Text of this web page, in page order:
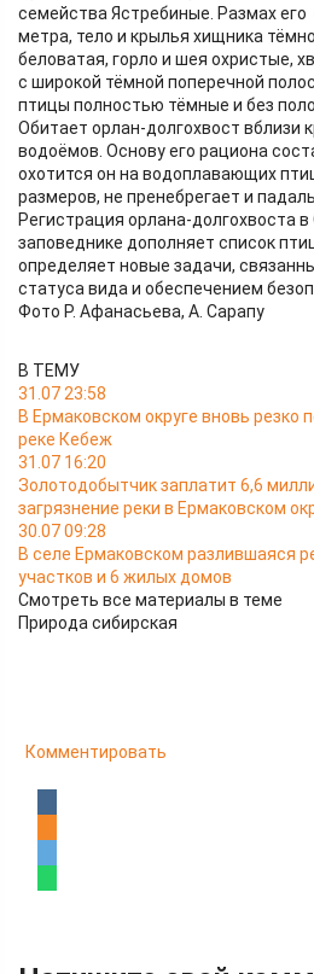
семейства Ястребиные. Размах
метра, тело и крылья хищника
беловатая, горло и шея охристые,
с широкой тёмной поперечной
птицы полностью тёмные и без
Обитает орлан-долгохвост вблизи
водоёмов. Основу его рациона
охотится он на водоплавающих
размеров, не пренебрегает и
Регистрация орлана-долгохвоста
заповеднике дополняет список
определяет новые задачи,
статуса вида и обеспечением
Фото Р. Афанасьева, А. Сарапу
В ТЕМУ
31.07 23:58
В Ермаковском округе вновь резко
реке Кебеж
31.07 16:20
Золотодобытчик заплатит 6,6
загрязнение реки в Ермаковском
30.07 09:28
В селе Ермаковском разлившаяся
участков и 6 жилых домов
Смотреть все материалы в теме
Природа сибирская
Комментировать